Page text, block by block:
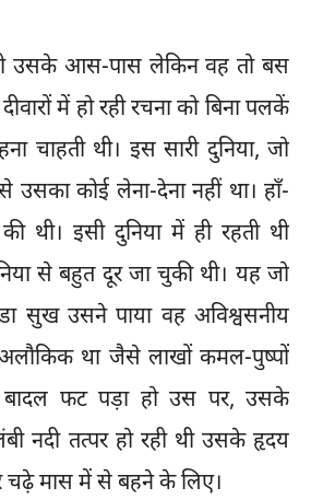
थी उसके आस-पास लेकिन वह तो बस
में हो रही रचना को बिना पलकें
चाहती थी। इस सारी दुनिया, जो
कोई लेना-देना नहीं था। हाँ-
थी। इसी दुनिया में ही रहती थी
से बहुत दूर जा चुकी थी। यह जो
सुख उसने पाया वह अविश्वसनीय
था जैसे लाखों कमल-पुष्पों
बादल फट पड़ा हो उस पर, उसके
नदी तत्पर हो रही थी उसके हृदय
मास में से बहने के लिए।